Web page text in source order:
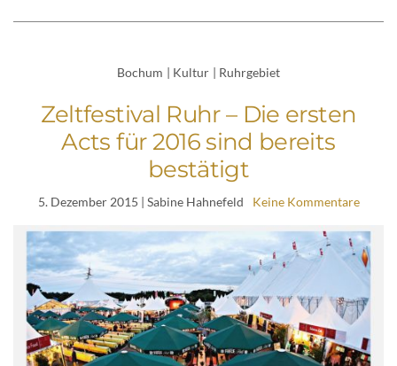
Bochum | Kultur | Ruhrgebiet
Zeltfestival Ruhr – Die ersten
Acts für 2016 sind bereits
bestätigt
5. Dezember 2015 | Sabine Hahnefeld Keine Kommentare